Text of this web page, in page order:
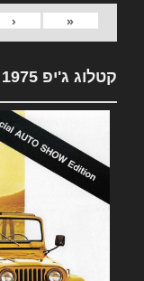
«
‹
קטלוג ג'יפ 1975